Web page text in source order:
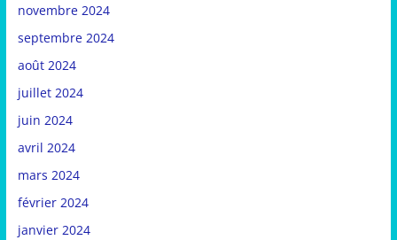
novembre 2024
septembre 2024
août 2024
juillet 2024
juin 2024
avril 2024
mars 2024
février 2024
janvier 2024